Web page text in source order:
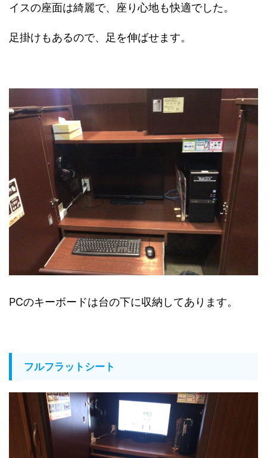
イスの座面は綺麗で、座り心地も快適でした。
足掛けもあるので、足を伸ばせます。
PCのキーボードは台の下に収納してあります。
フルフラットシート